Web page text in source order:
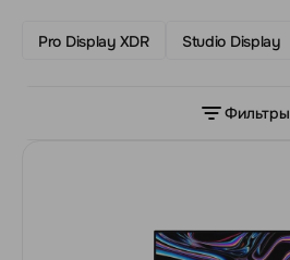
Pro Display XDR Studio Display
Фильтры